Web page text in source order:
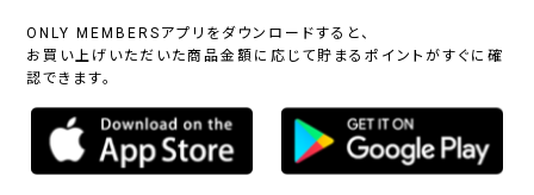
ONLY MEMBERSアプリをダウンロードすると、
お買い上げいただいた商品金額に応じて貯まるポイントがすぐに確
認できます。